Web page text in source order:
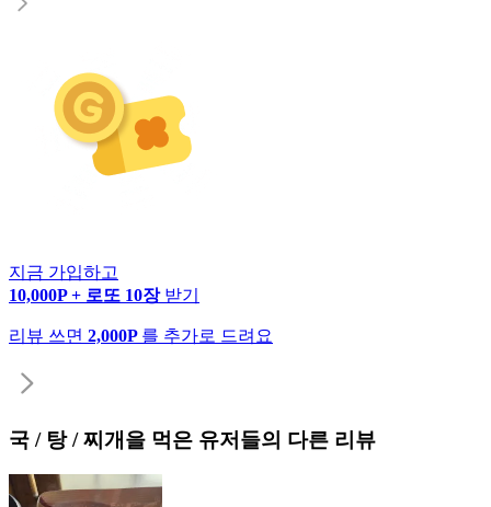
지금 가입하고
10,000P + 로또 10장 받기
리뷰 쓰면 2,000P 를 추가로 드려요
국 / 탕 / 찌개 을 먹은 유저들의 다른 리뷰